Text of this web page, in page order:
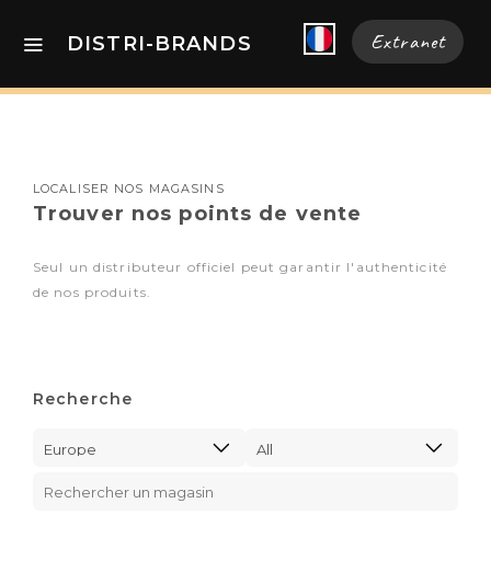
DISTRI-BRANDS Extranet
LOCALISER NOS MAGASINS
Trouver nos points de vente
Seul un distributeur officiel peut garantir l'authenticité
de nos produits.
Recherche